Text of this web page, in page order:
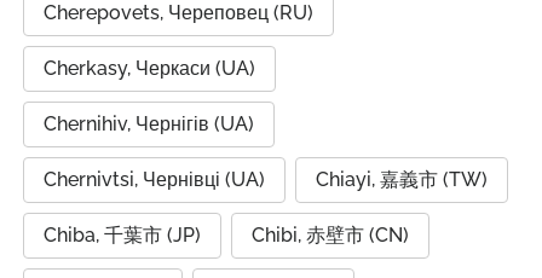
Cherepovets, Череповец (RU)
Cherkasy, Черкаси (UA)
Chernihiv, Чернігів (UA)
Chernivtsi, Чернівці (UA) Chiayi, 嘉義市 (TW)
Chiba, 千葉市 (JP) Chibi, 赤壁市 (CN)